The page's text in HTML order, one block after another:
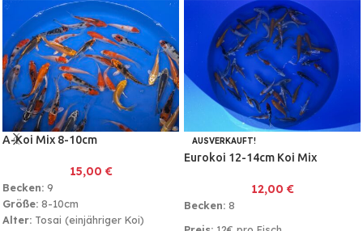
A-Koi Mix 8-10cm
15,00 €
Becken: 9
Größe: 8-10cm
Alter: Tosai (einjähriger Koi)
AUSVERKAUFT!
Eurokoi 12-14cm Koi Mix
12,00 €
Becken: 8